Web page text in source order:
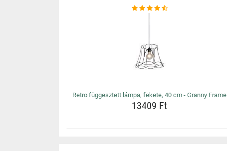
Retro függesztett lámpa, fekete, 40 cm - Granny Frame
13409 Ft